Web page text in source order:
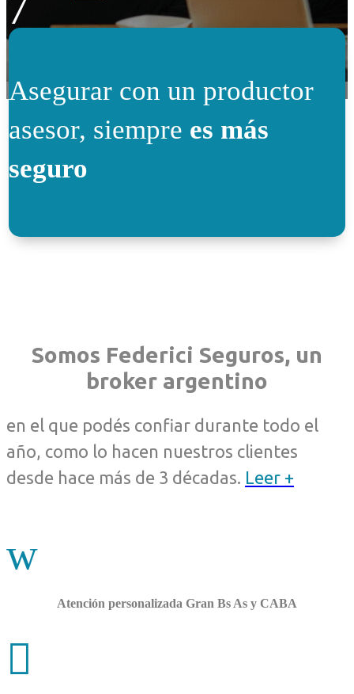
Asegurar con un productor
asesor, siempre es más
seguro
Somos Federici Seguros, un
broker argentino
en el que podés confiar durante todo el
año, como lo hacen nuestros clientes
desde hace más de 3 décadas. Leer +
w
Atención personalizada Gran Bs As y CABA
